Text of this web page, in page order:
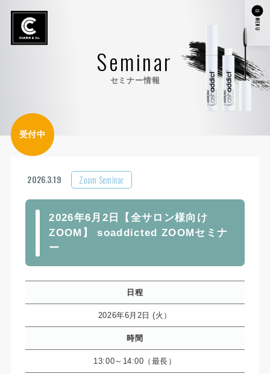
MENU
Seminar
セミナー情報
受付中
2026.3.19 Zoom Seminar
2026年6月2日【全サロン様向け
ZOOM】 soaddicted ZOOMセミナ
ー
日程
2026年6月2日 (火）
時間
13:00～14:00（最長）